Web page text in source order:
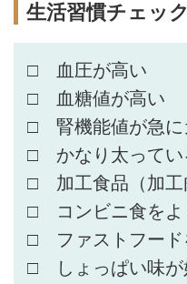
生活習慣チェック
□ 血圧が高い
□ 血糖値が高い
□ 腎機能値が急に
□ かなり太ってい
□ 加工食品（加工
□ コンビニ食をよ
□ ファストフード
□ しょっぱい味が